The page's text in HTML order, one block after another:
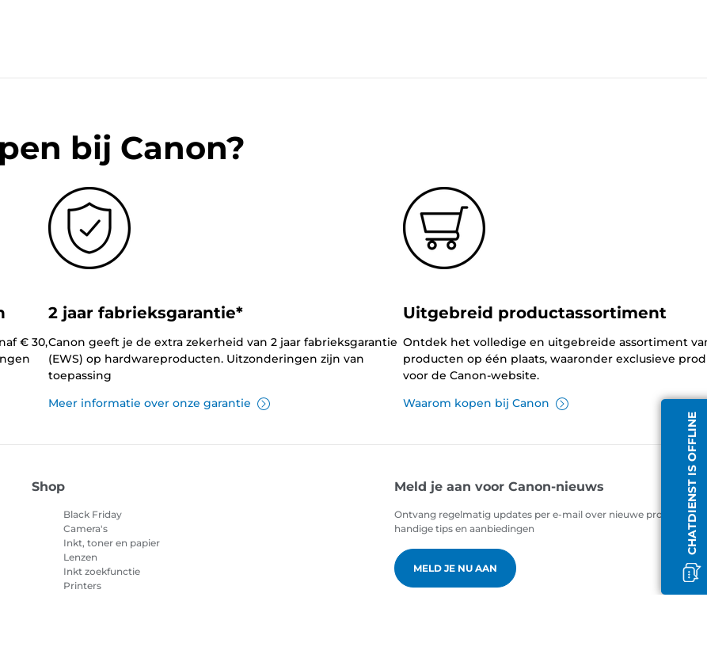
CHATDIENST IS OFFLINE
bij Canon?
€ 30,
2 jaar fabrieksgarantie*
Canon geeft je de extra zekerheid van 2 jaar fabrieksgarantie
(EWS) op hardwareproducten. Uitzonderingen zijn van
toepassing
Meer informatie over onze garantie
Uitgebreid productassortiment
Ontdek het volledige en uitgebreide assortiment
producten op één plaats, waaronder exclusieve
voor de Canon-website.
Waarom kopen bij Canon
Shop
Black Friday
Camera's
Inkt, toner en papier
Lenzen
Inkt zoekfunctie
Printers
Meld je aan voor Canon-nieuws
Ontvang regelmatig updates per e-mail over nieuwe producten,
handige tips en aanbiedingen
MELD JE NU AAN